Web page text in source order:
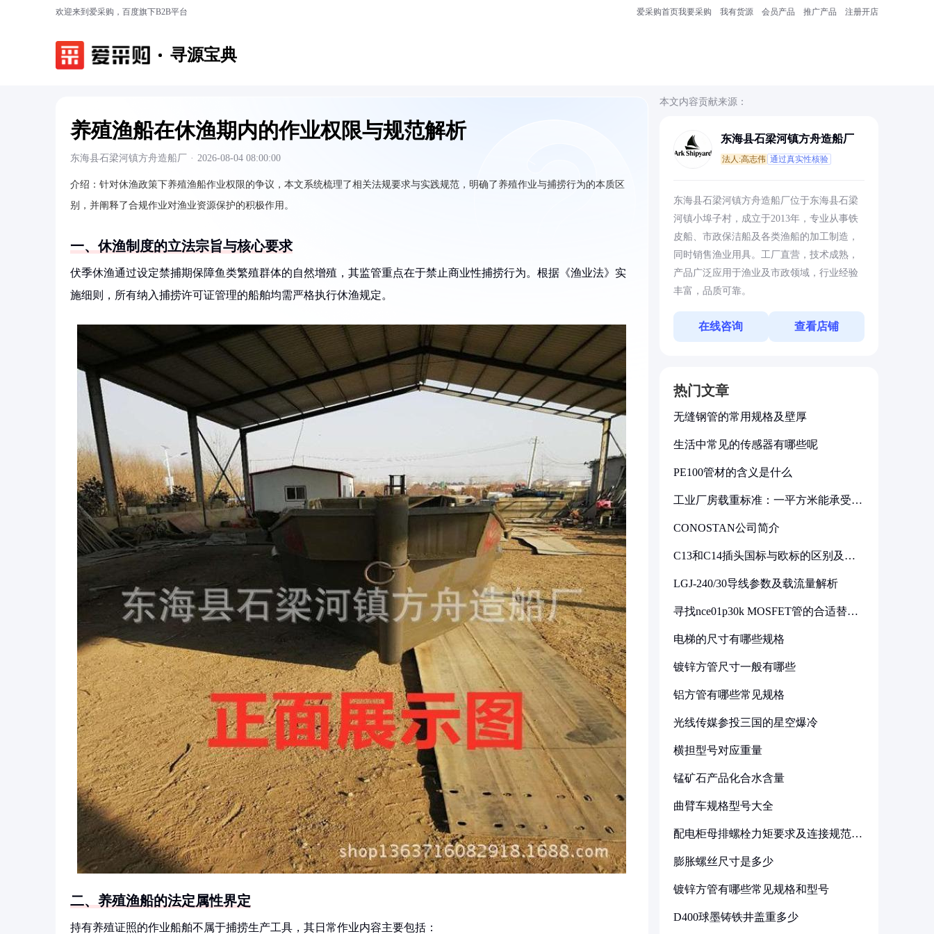
欢迎来到爱采购，百度旗下B2B平台 爱采购首页我要采购 我有货源 会员产品 推广产品 注册开店
寻源宝典
养殖渔船在休渔期内的作业权限与规范解析
东海县石梁河镇方舟造船厂 · 2026-08-04 08:00:00
介绍： 针对休渔政策下养殖渔船作业权限的争议，本文系统梳理了相关法规要求与实践规范，明确了养殖作业与捕捞行为的本质区
别，并阐释了合规作业对渔业资源保护的积极作用。
一、休渔制度的立法宗旨与核心要求
伏季休渔通过设定禁捕期保障鱼类繁殖群体的自然增殖，其监管重点在于禁止商业性捕捞行为。根据《渔业法》实
施细则，所有纳入捕捞许可证管理的船舶均需严格执行休渔规定。
二、养殖渔船的法定属性界定
持有养殖证照的作业船舶不属于捕捞生产工具，其日常作业内容主要包括：
本文内容贡献来源：
东海县石梁河镇方舟造船厂
法人:高志伟 通过真实性核验
东海县石梁河镇方舟造船厂位于东海县石梁
河镇小埠子村，成立于2013年，专业从事铁
皮船、市政保洁船及各类渔船的加工制造，
同时销售渔业用具。工厂直营，技术成熟，
产品广泛应用于渔业及市政领域，行业经验
丰富，品质可靠。
在线咨询 查看店铺
热门文章
无缝钢管的常用规格及壁厚
生活中常见的传感器有哪些呢
PE100管材的含义是什么
工业厂房载重标准：一平方米能承受多
CONOSTAN公司简介
C13和C14插头国标与欧标的区别及其
LGJ-240/30导线参数及载流量解析
寻找nce01p30k MOSFET管的合适替代
电梯的尺寸有哪些规格
镀锌方管尺寸一般有哪些
铝方管有哪些常见规格
光线传媒参投三国的星空爆冷
横担型号对应重量
锰矿石产品化合水含量
曲臂车规格型号大全
配电柜母排螺栓力矩要求及连接规范详
膨胀螺丝尺寸是多少
镀锌方管有哪些常见规格和型号
D400球墨铸铁井盖重多少